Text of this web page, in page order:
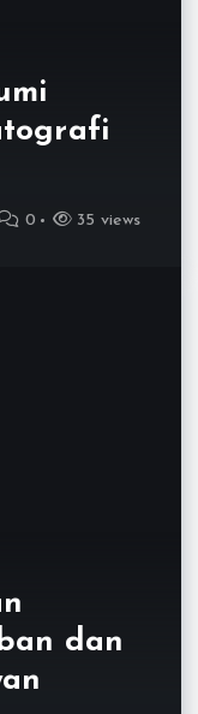
0 35 views
dan